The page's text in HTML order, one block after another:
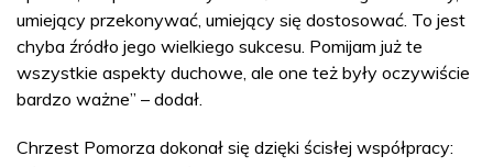
umiejący przekonywać, umiejący się dostosować. To jest
chyba źródło jego wielkiego sukcesu. Pomijam już te
wszystkie aspekty duchowe, ale one też były oczywiście
bardzo ważne” – dodał.
Chrzest Pomorza dokonał się dzięki ścisłej współpracy: